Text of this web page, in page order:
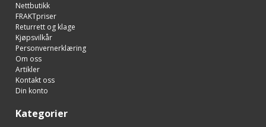
Nettbutikk
FRAKTpriser
Returrett og klage
Kjøpsvilkår
Personvernerklæring
Om oss
Artikler
Kontakt oss
Din konto
Kategorier